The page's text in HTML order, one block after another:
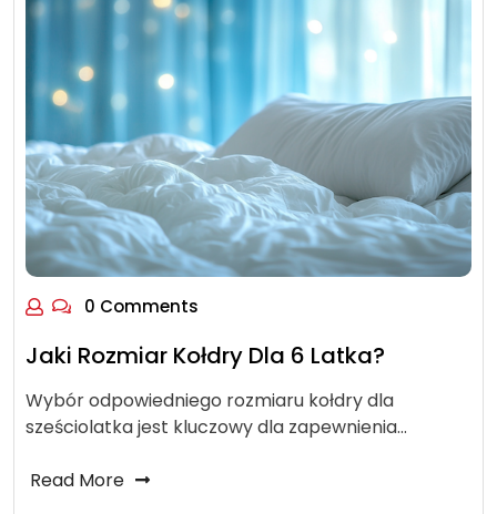
0 Comments
Jaki Rozmiar Kołdry Dla 6 Latka?
Wybór odpowiedniego rozmiaru kołdry dla
sześciolatka jest kluczowy dla zapewnienia…
Read More